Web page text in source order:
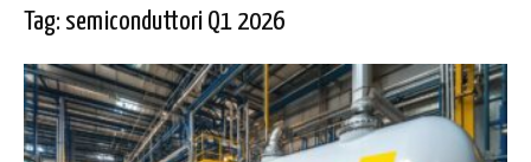
Tag: semiconduttori Q1 2026